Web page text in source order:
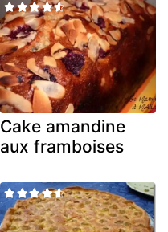
Cake amandine
aux framboises